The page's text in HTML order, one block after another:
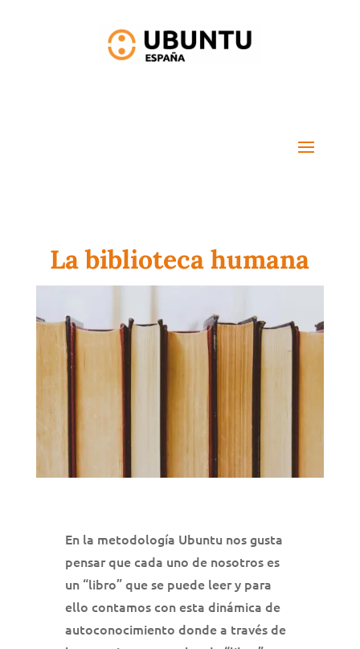
La biblioteca humana
En la metodología Ubuntu nos gusta
pensar que cada uno de nosotros es
un “libro” que se puede leer y para
ello contamos con esta dinámica de
autoconocimiento donde a través de